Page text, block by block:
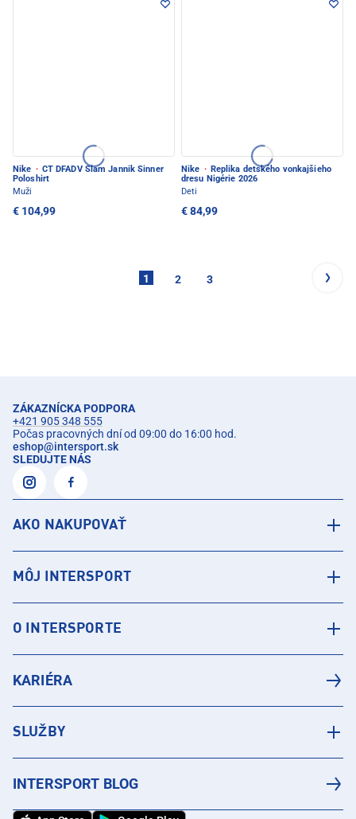
Nike · CT DFADV Slam Jannik Sinner
Poloshirt
Muži
€ 104,99
Nike · Replika detského vonkajšieho
dresu Nigérie 2026
Deti
€ 84,99
1 2 3
ZÁKAZNÍCKA PODPORA
+421 905 348 555
Počas pracovných dní od 09:00 do 16:00 hod.
eshop@intersport.sk
SLEDUJTE NÁS
AKO NAKUPOVAŤ
MÔJ INTERSPORT
O INTERSPORTE
KARIÉRA
SLUŽBY
INTERSPORT BLOG